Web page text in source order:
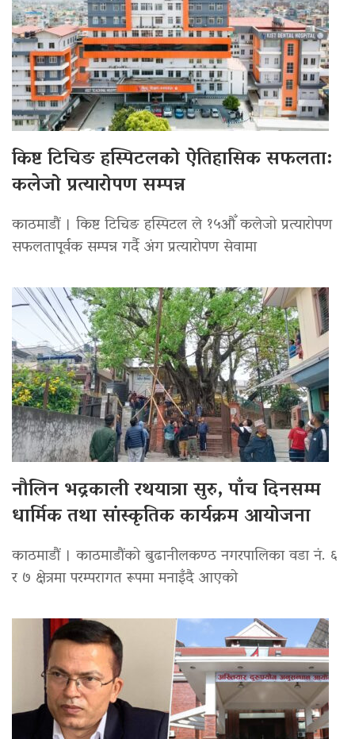
किष्ट टिचिङ हस्पिटलको ऐतिहासिक सफलता:
कलेजो प्रत्यारोपण सम्पन्न
काठमाडौं । किष्ट टिचिङ हस्पिटल ले १५औँ कलेजो प्रत्यारोपण
सफलतापूर्वक सम्पन्न गर्दै अंग प्रत्यारोपण सेवामा
नौलिन भद्रकाली रथयात्रा सुरु, पाँच दिनसम्म
धार्मिक तथा सांस्कृतिक कार्यक्रम आयोजना
काठमाडौं । काठमाडौंको बुढानीलकण्ठ नगरपालिका वडा नं. ६
र ७ क्षेत्रमा परम्परागत रूपमा मनाइँदै आएको